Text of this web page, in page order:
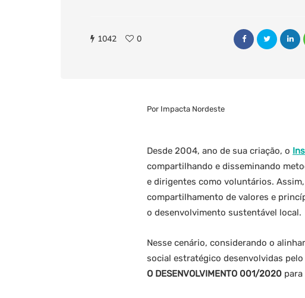
1042 0
Por Impacta Nordeste
Desde 2004, ano de sua criação, o
compartilhando e disseminando
e dirigentes como voluntários.
compartilhamento de valores e
o desenvolvimento sustentável local.
Nesse cenário, considerando o
social estratégico desenvolvidas
O DESENVOLVIMENTO 001/2020